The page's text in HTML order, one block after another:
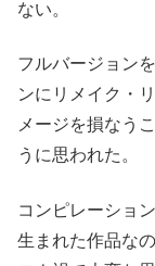
ない。
フルバージョン
ンにリメイク・
メージを損なう
うに思われた。
コンピレーショ
生まれた作品な